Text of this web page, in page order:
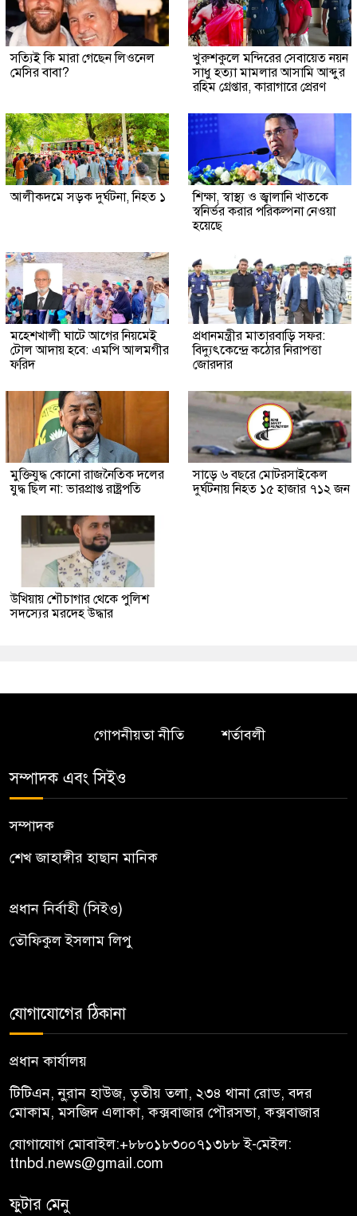
সত্যিই কি মারা গেছেন লিওনেল
মেসির বাবা?
খুরুশকুলে মন্দিরের সেবায়েত নয়ন
সাধু হত্যা মামলার আসামি আব্দুর
রহিম গ্রেপ্তার, কারাগারে প্রেরণ
আলীকদমে সড়ক দুর্ঘটনা, নিহত ১
শিক্ষা, স্বাস্থ্য ও জ্বালানি খাতকে
স্বনির্ভর করার পরিকল্পনা নেওয়া
হয়েছে
মহেশখালী ঘাটে আগের নিয়মেই
টোল আদায় হবে: এমপি আলমগীর
ফরিদ
প্রধানমন্ত্রীর মাতারবাড়ি সফর:
বিদ্যুৎকেন্দ্রে কঠোর নিরাপত্তা
জোরদার
মুক্তিযুদ্ধ কোনো রাজনৈতিক দলের
যুদ্ধ ছিল না: ভারপ্রাপ্ত রাষ্ট্রপতি
সাড়ে ৬ বছরে মোটরসাইকেল
দুর্ঘটনায় নিহত ১৫ হাজার ৭১২ জন
উখিয়ায় শৌচাগার থেকে পুলিশ
সদস্যের মরদেহ উদ্ধার
গোপনীয়তা নীতি শর্তাবলী
সম্পাদক এবং সিইও
সম্পাদক
শেখ জাহাঙ্গীর হাছান মানিক
প্রধান নির্বাহী (সিইও)
তৌফিকুল ইসলাম লিপু
যোগাযোগের ঠিকানা
প্রধান কার্যালয়
টিটিএন, নু্রান হাউজ, তৃতীয় তলা, ২৩৪ থানা রোড, বদর
মোকাম, মসজিদ এলাকা, কক্সবাজার পৌরসভা, কক্সবাজার
যোগাযোগ মোবাইল:+৮৮০১৮৩০০৭১৩৮৮ই-মেইল:
ttnbd.news@gmail.com
ফুটার মেনু